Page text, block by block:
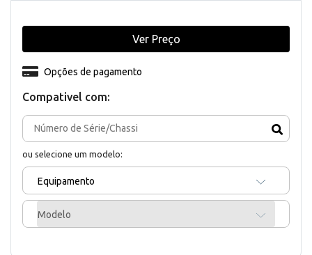
Compativel com:
ou selecione um modelo:
Equipamento
Modelo
Opções de pagamento
Ver Preço